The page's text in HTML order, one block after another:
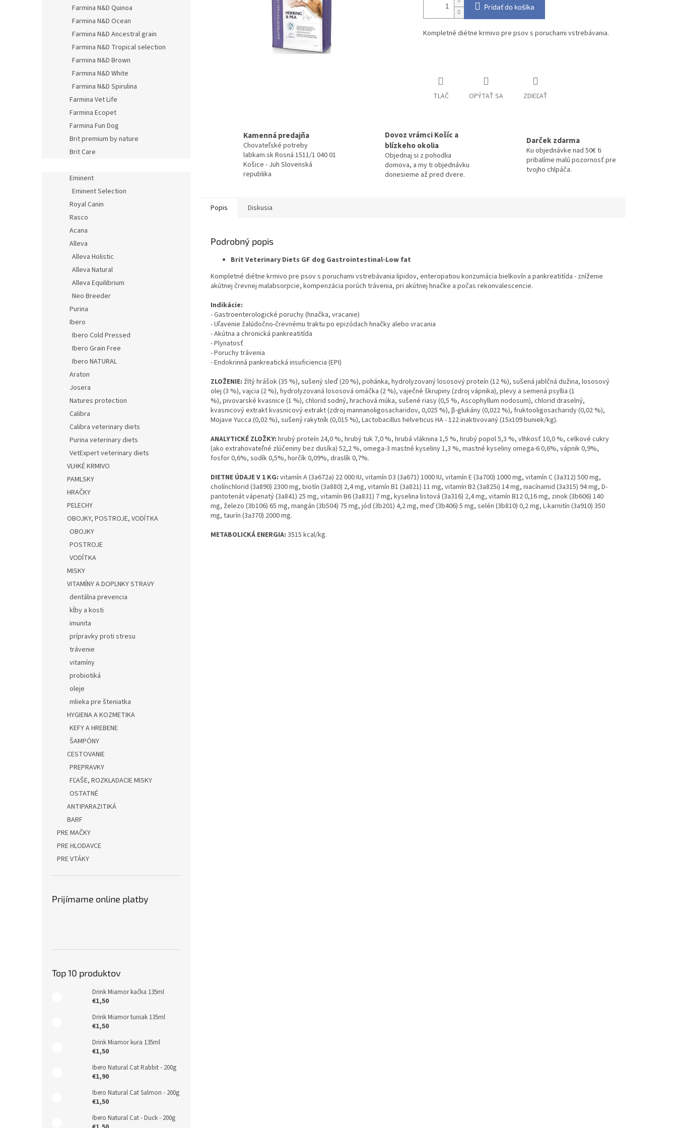
Farmina N&D Quinoa
Farmina N&D Ocean
Farmina N&D Ancestral grain
Farmina N&D Tropical selection
Farmina N&D Brown
Farmina N&D White
Farmina N&D Spirulina
Farmina Vet Life
Farmina Ecopet
Farmina Fun Dog
Brit premium by nature
Brit Care
Eminent
Eminent Selection
Royal Canin
Rasco
Acana
Alleva
Alleva Holistic
Alleva Natural
Alleva Equilibrium
Neo Breeder
Purina
Ibero
Ibero Cold Pressed
Ibero Grain Free
Ibero NATURAL
Araton
Josera
Natures protection
Calibra
Calibra veterinary diets
Purina veterinary diets
VetExpert veterinary diets
VLHKÉ KRMIVO
PAMLSKY
HRAČKY
PELECHY
OBOJKY, POSTROJE, VODÍTKA
OBOJKY
POSTROJE
VODÍTKA
MISKY
VITAMÍNY A DOPLNKY STRAVY
dentálna prevencia
kĺby a kosti
imunita
prípravky proti stresu
trávenie
vitamíny
probiotiká
oleje
mlieka pre šteniatka
HYGIENA A KOZMETIKA
KEFY A HREBENE
ŠAMPÓNY
CESTOVANIE
PREPRAVKY
FĽAŠE, ROZKLADACIE MISKY
OSTATNÉ
ANTIPARAZITIKÁ
BARF
PRE MAČKY
PRE HLODAVCE
PRE VTÁKY
Prijímame online platby
Top 10 produktov
Drink Miamor kačka 135ml
€1,50
Drink Miamor tuniak 135ml
€1,50
Drink Miamor kura 135ml
€1,50
Ibero Natural Cat Rabbit - 200g
€1,90
Ibero Natural Cat Salmon - 200g
€1,50
Ibero Natural Cat - Duck - 200g
Pridať do košíka
Kompletné diétne krmivo pre psov s poruchami vstrebávania.
TLAČ OPÝTAŤ SA ZDIEĽAŤ
Kamenná predajňa
Chovateľské potreby
labkam.sk Rosná 1511/1 040 01
Košice - Juh Slovenská
republika
Dovoz vrámci Košíc a
blízkeho okolia
Objednaj si z pohodlia
domova, a my ti objednávku
donesieme až pred dvere.
Darček zdarma
Ku objednávke nad 50€ ti
pribalíme malú pozornosť pre
tvojho chlpáča.
Popis Diskusia
Podrobný popis
Brit Veterinary Diets GF dog Gastrointestinal-Low fat
Kompletné diétne krmivo pre psov s poruchami vstrebávania lipidov, enteropatiou konzumácia bielkovín a pankreatitída - zníženie
akútnej črevnej malabsorpcie, kompenzácia porúch trávenia, pri akútnej hnačke a počas rekonvalescencie.
Indikácie:
- Gastroenterologické poruchy (hnačka, vracanie)
- Uľavenie žalúdočno-črevnému traktu po epizódach hnačky alebo vracania
- Akútna a chronická pankreatitída
- Plynatosť
- Poruchy trávenia
- Endokrinná pankreatická insuficiencia (EPI)
ZLOŽENIE: žltý hrášok (35 %), sušený sleď (20 %), pohánka, hydrolyzovaný lososový proteín (12 %), sušená jablčná dužina, lososový
olej (3 %), vajcia (2 %), hydrolyzovaná lososová omáčka (2 %), vaječné škrupiny (zdroj vápnika), plevy a semená psyllia (1
%), pivovarské kvasnice (1 %), chlorid sodný, hrachová múka, sušené riasy (0,5 %, Ascophyllum nodosum), chlorid draselný,
kvasnicový extrakt kvasnicový extrakt (zdroj mannanoligosacharidov, 0,025 %), β-glukány (0,022 %), fruktooligosacharidy (0,02 %),
Mojave Yucca (0,02 %), sušený rakytník (0,015 %), Lactobacillus helveticus HA - 122 inaktivovaný (15x109 buniek/kg).
ANALYTICKÉ ZLOŽKY: hrubý proteín 24,0 %, hrubý tuk 7,0 %, hrubá vláknina 1,5 %, hrubý popol 5,3 %, vlhkosť 10,0 %, celkové cukry
(ako extrahovateľné zlúčeniny bez dusíka) 52,2 %, omega-3 mastné kyseliny 1,3 %, mastné kyseliny omega-6 0,6%, vápnik 0,9%,
fosfor 0,6%, sodík 0,5%, horčík 0,09%, draslík 0,7%.
DIETNE ÚDAJE V 1 KG: vitamín A (3a672a) 22 000 IU, vitamín D3 (3a671) 1000 IU, vitamín E (3a700) 1000 mg, vitamín C (3a312) 500 mg,
cholínchlorid (3a890) 2300 mg, biotín (3a880) 2,4 mg, vitamín B1 (3a821) 11 mg, vitamín B2 (3a825i) 14 mg, niacínamid (3a315) 94 mg, D-
pantotenát vápenatý (3a841) 25 mg, vitamín B6 (3a831) 7 mg, kyselina listová (3a316) 2,4 mg, vitamín B12 0,16 mg, zinok (3b606) 140
mg, železo (3b106) 65 mg, mangán (3b504) 75 mg, jód (3b201) 4,2 mg, meď (3b406) 5 mg, selén (3b810) 0,2 mg, L-karnitín (3a910) 350
mg, taurín (3a370) 2000 mg.
METABOLICKÁ ENERGIA: 3515 kcal/kg.